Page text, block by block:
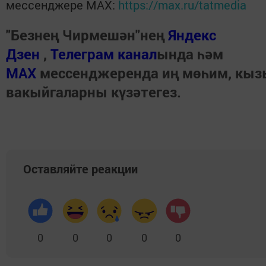
мессенджере MАХ: https://max.ru/tatmedia
"Безнең Чирмешән"неңЯндекс
Дзен , Телеграм каналында һәм
МАХ мессенджеренда иң мөһим,
вакыйгаларны күзәтегез.
Оставляйте реакции
0 0 0 0 0